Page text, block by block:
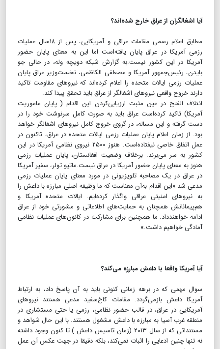
آیا اشغالگران از عراق خارج شده‌اند؟
مطابق اعلام رسمی مقامات عراقی و آمریکایی، پس از ۱۸سال عملیات
رزمی آمریکا در عراق پایان یافته‌است اما این به معنای پایان حضور
آمریکا در این کشور نیست.به گزارش شبکه دویچه وله، در حالی جو
بایدن، رئیس‌جمهور آمریکا و مصطفی الکاظمی، نخست‌وزیر عراق پایان
عملیات رزمی ایالات متحده را اعلام کرده‌اند که نیروهای مقاومت تاکید
دارند خروج واقعی نیروهای اشغالگر از عراق باید تحقق پیدا کند.
ائتلاف الفتح در عین مثبت ارزیابی‌کردن این اقدام ( پایان ماموریت
آمریکا) تاکید کرده‌است عراق باید به صورت کامل سرنوشت خود را در
دست گرفته و این مساله، در گروی خروج کامل نیروهای اشغالگر خواهد
بود. از زمان اعلام پایان عملیات رزمی ایالات متحده در عراق، تاکنون در
عمل اتفاق خاصی نیفتاده‌است. هنوز ۲۵۰۰ نیروی نظامی آمریکا در این
کشور به سر می‌برند. برخلاف وضعیت افغانستان، پایان عملیات رزمی
هنوز به معنای پایان حضور آمریکا در عراق نیست.ماتیو تولر، سفیر آمریکا
در عراق در یک مصاحبه تلویزیونی در مورد معنای پایان عملیات رزمی
مدعی شد «این اقدام به‌آن معناست که ما وظیفه اصلی مبارزه با داعش را
به نیروهای امنیتی عراقی واگذار کرده‌ایم. ایالات متحده آمریکا و
هم‌پیمانانش همچنان به حمایت‌های اطلاعاتی و مشورتی خود از عراق
ادامه خواهندداد. ما همچنین برای مشارکت در کانون‌های عملیات نظامی
آمادگی خواهیم داشت.»
آیا آمریکا واقعا با داعش مبارزه می‌کند؟
سوال مهمی که در برهه زمانی کنونی باید به آن پاسخ داد، به ارتباط
آمریکا داعش بازمی‌گردد. مقامات کاخ‌سفید مدعی هستند نیروهای
آمریکایی در عراق، در قالب حضور نظامی، رزمی یا حتی مستشاری در
منطقه غرب آسیا به مبارزه با داعش مشغول هستند. با این حال شواهد و
مستنداتی که از سال ۲۰۱۳ (زمان تاسیس داعش ) تا کنون وجود داشته
نه تنها چنین ادعایی را اثبات نمی‌کند، بلکه دقیقا در جهت عکس آن عمل